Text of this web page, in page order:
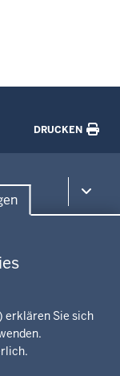
erklären Sie sich
DRUCKEN